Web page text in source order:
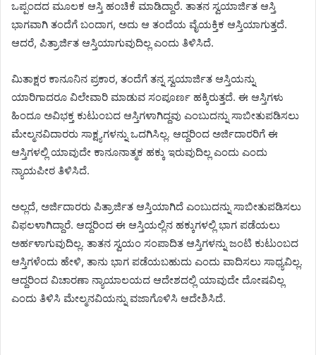
ಒಪ್ಪಂದದ ಮೂಲಕ ಆಸ್ತಿ ಹಂಚಿಕೆ ಮಾಡಿದ್ದಾರೆ. ತಾತನ ಸ್ವಯಾರ್ಜಿತ ಆಸ್ತಿ
ಭಾಗವಾಗಿ ತಂದೆಗೆ ಬಂದಾಗ, ಅದು ಆ ತಂದೆಯ ವೈಯಕ್ತಿಕ ಆಸ್ತಿಯಾಗುತ್ತದೆ.
ಆದರೆ, ಪಿತ್ರಾರ್ಜಿತ ಆಸ್ತಿಯಾಗುವುದಿಲ್ಲ ಎಂದು ತಿಳಿಸಿದೆ.
ಮಿತಾಕ್ಷರ ಕಾನೂನಿನ ಪ್ರಕಾರ, ತಂದೆಗೆ ತನ್ನ ಸ್ವಯಾರ್ಜಿತ ಆಸ್ತಿಯನ್ನು
ಯಾರಿಗಾದರೂ ವಿಲೇವಾರಿ ಮಾಡುವ ಸಂಪೂರ್ಣ ಹಕ್ಕಿರುತ್ತದೆ. ಈ ಆಸ್ತಿಗಳು
ಹಿಂದೂ ಅವಿಭಕ್ತ ಕುಟುಂಬದ ಆಸ್ತಿಗಳಾಗಿದ್ದವು ಎಂಬುದನ್ನು ಸಾಬೀತುಪಡಿಸಲು
ಮೇಲ್ಮನವಿದಾರರು ಸಾಕ್ಷ್ಯಗಳನ್ನು ಒದಗಿಸಿಲ್ಲ. ಆದ್ದರಿಂದ ಅರ್ಜಿದಾರರಿಗೆ ಈ
ಆಸ್ತಿಗಳಲ್ಲಿ ಯಾವುದೇ ಕಾನೂನಾತ್ಮಕ ಹಕ್ಕು ಇರುವುದಿಲ್ಲ ಎಂದು ಎಂದು
ನ್ಯಾಯಪೀಠ ತಿಳಿಸಿದೆ.
ಅಲ್ಲದೆ, ಅರ್ಜಿದಾರರು ಪಿತ್ರಾರ್ಜಿತ ಆಸ್ತಿಯಾಗಿದೆ ಎಂಬುದನ್ನು ಸಾಬೀತುಪಡಿಸಲು
ವಿಫಲಳಾಗಿದ್ದಾರೆ. ಆದ್ದರಿಂದ ಈ ಆಸ್ತಿಯಲ್ಲಿನ ಹಕ್ಕುಗಳಲ್ಲಿ ಭಾಗ ಪಡೆಯಲು
ಅರ್ಹಳಾಗುವುದಿಲ್ಲ. ತಾತನ ಸ್ವಯಂ ಸಂಪಾದಿತ ಆಸ್ತಿಗಳನ್ನು ಜಂಟಿ ಕುಟುಂಬದ
ಆಸ್ತಿಗಳೆಂದು ಹೇಳಿ, ತಾನು ಭಾಗ ಪಡೆಯಬಹುದು ಎಂದು ವಾದಿಸಲು ಸಾಧ್ಯವಿಲ್ಲ.
ಆದ್ದರಿಂದ ವಿಚಾರಣಾ ನ್ಯಾಯಾಲಯದ ಆದೇಶದಲ್ಲಿ ಯಾವುದೇ ದೋಷವಿಲ್ಲ
ಎಂದು ತಿಳಿಸಿ ಮೇಲ್ಮನವಿಯನ್ನು ವಜಾಗೊಳಿಸಿ ಆದೇಶಿಸಿದೆ.